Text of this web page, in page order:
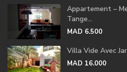
Appartement –
Tange...
MAD 6.500
Villa Vide Avec
MAD 16.000